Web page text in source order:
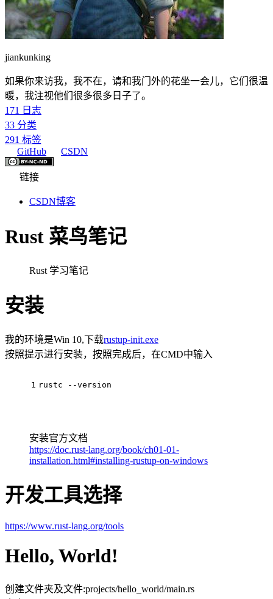
jiankunking
如果你来访我，我不在，请和我门外的花坐一会儿，它们很温
暖，我注视他们很多很多日子了。
171
日志
33 分类
291 标签
GitHub
CSDN
链接
CSDN博客
Rust 菜鸟笔记
Rust 学习笔记
安装
我的环境是Win 10,下载rustup-init.exe
按照提示进行安装，按照完成后，在CMD中输入
1 rustc --version
安装官方文档
https://doc.rust-lang.org/book/ch01-01-
installation.html#installing-rustup-on-windows
开发工具选择
https://www.rust-lang.org/tools
Hello, World!
创建文件夹及文件:projects/hello_world/main.rs